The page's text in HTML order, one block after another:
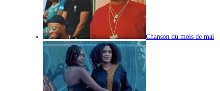
Chanson du mois de mai